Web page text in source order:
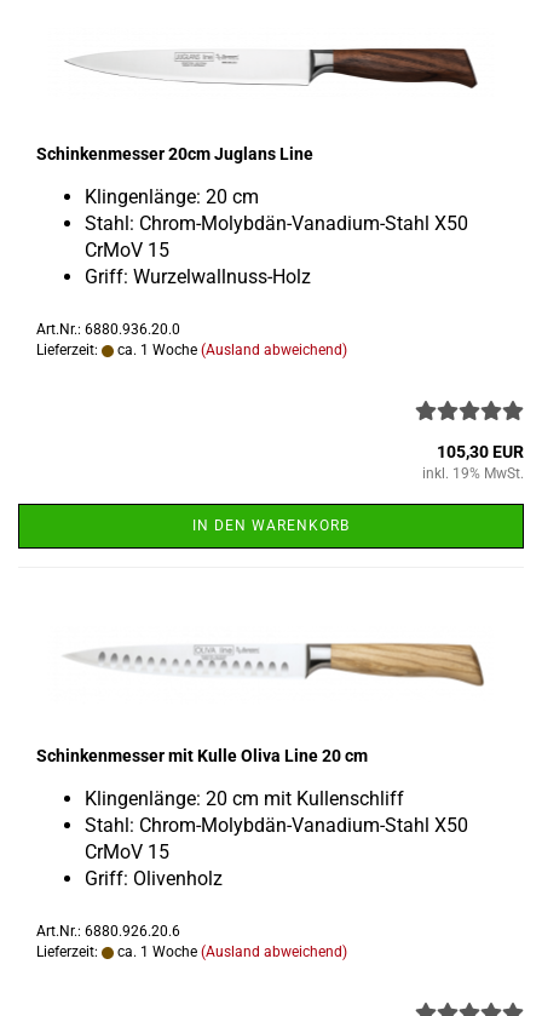
Schin­ken­mes­ser 20cm Jug­lans Line
Klin­gen­län­ge: 20 cm
Stahl: Chrom-​Molybdän-Vanadium-Stahl X50
CrMoV 15
Griff: Wurzelwallnuss-​Holz
Art.Nr.: 6880.936.20.0
Lieferzeit:
ca. 1 Woche (Ausland abweichend)
105,30 EUR
inkl. 19% MwSt.
IN DEN WARENKORB
Schin­ken­mes­ser mit Kulle Oliva Line 20 cm
Klin­gen­län­ge: 20 cm mit Kul­len­schliff
Stahl: Chrom-​Molybdän-Vanadium-Stahl X50
CrMoV 15
Griff: Oli­ven­holz
Art.Nr.: 6880.926.20.6
Lieferzeit:
ca. 1 Woche (Ausland abweichend)